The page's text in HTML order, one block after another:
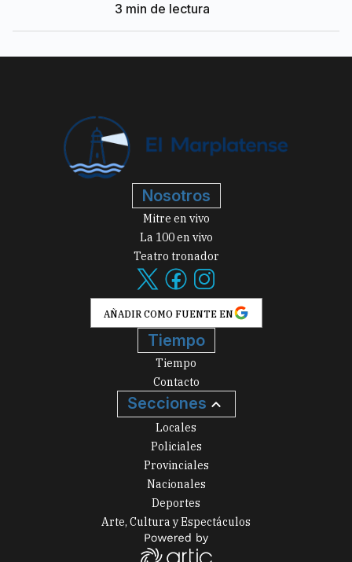
3 min de lectura
Nosotros
Mitre en vivo
La 100 en vivo
Teatro tronador
AÑADIR COMO FUENTE EN
Tiempo
Tiempo
Contacto
Secciones
Locales
Policiales
Provinciales
Nacionales
Deportes
Arte, Cultura y Espectáculos